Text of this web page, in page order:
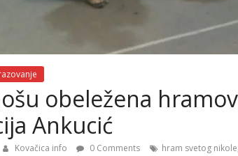
obeležena
Ankucić
Kovačica info 0 Comments hram svetog nikole